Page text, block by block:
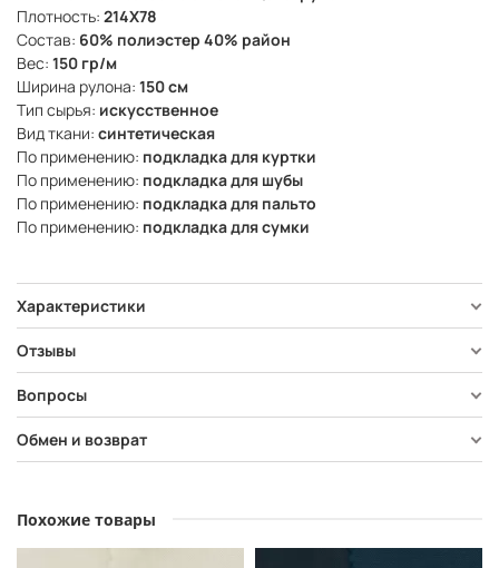
Плотность: 214X78
Состав: 60% полиэстер 40% район
Вес: 150 гр/м
Ширина рулона: 150 см
Тип сырья: искусственное
Вид ткани: синтетическая
По применению: подкладка для куртки
По применению: подкладка для шубы
По применению: подкладка для пальто
По применению: подкладка для сумки
Характеристики
Отзывы
Вопросы
Обмен и возврат
Похожие товары